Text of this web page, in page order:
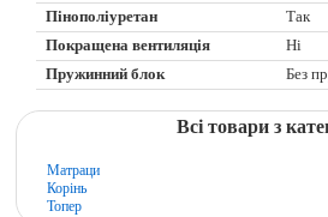
Пінополіуретан
Так
Покращена вентиляція
Ні
Пружинний блок
Без
Всі товари з
Матраци
Корінь
Топер